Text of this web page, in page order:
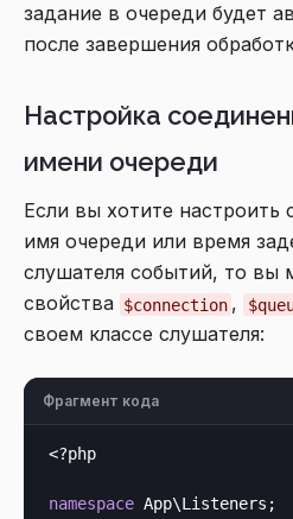
задание в очереди будет
после завершения
Настройка
имени очереди
Если вы хотите настроить
имя очереди или время
слушателя событий, то вы
свойства $connection ,
своем классе слушателя:
Фрагмент кода
<?php
namespace App\Listeners;